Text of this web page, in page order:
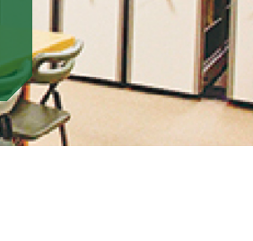
卒業
採用
ター
ュージアム